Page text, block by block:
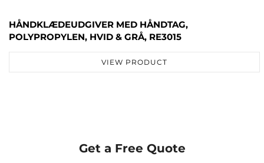
HÅNDKLÆDEUDGIVER MED HÅNDTAG,
POLYPROPYLEN, HVID & GRÅ, RE3015
VIEW PRODUCT
Get a Free Quote